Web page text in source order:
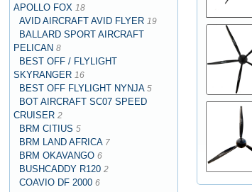
APOLLO FOX 18
AVID AIRCRAFT AVID FLYER 19
BALLARD SPORT AIRCRAFT
PELICAN 8
BEST OFF / FLYLIGHT
SKYRANGER 16
BEST OFF FLYLIGHT NYNJA 5
BOT AIRCRAFT SC07 SPEED
CRUISER 2
BRM CITIUS 5
BRM LAND AFRICA 7
BRM OKAVANGO 6
BUSHCADDY R1202
COAVIO DF 2000 6